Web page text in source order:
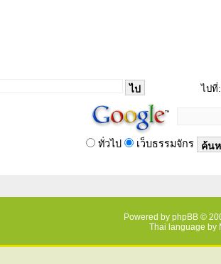
ไปที่:
ทั่วไป เว็บธรรมจักร
Powered by phpBB ©
Thai language by